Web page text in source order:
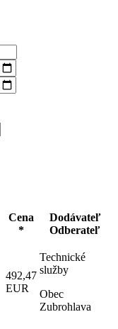
Cena
*
Dodávateľ
Odberateľ
492,47
EUR
Technické
služby
Obec
Zubrohlava